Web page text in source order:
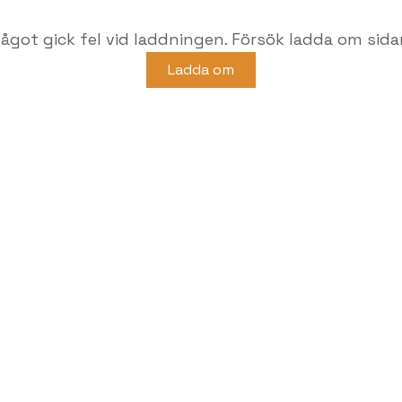
gick fel vid laddningen. Försök ladda om
Ladda om